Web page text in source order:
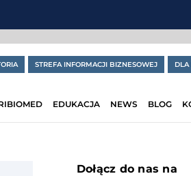
STREFA INFORMACJI BIZNESOWEJ DLA
EDUKACJA NEWS BLOG
Dołącz do nas na